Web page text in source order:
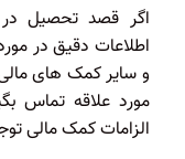
اگر قصد تحصیل در
اطلاعات دقیق در
و سایر کمک های
مورد علاقه تماس
الزامات کمک مالی